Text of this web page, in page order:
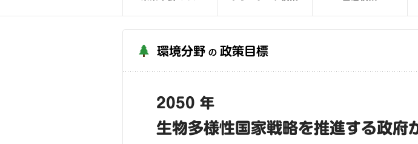
環境分野 の 政策目標
2050 年
生物多様性国家戦略を推進する政府